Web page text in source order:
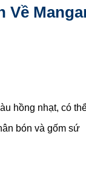
Về
hồng nhạt, có
bón và gốm sứ